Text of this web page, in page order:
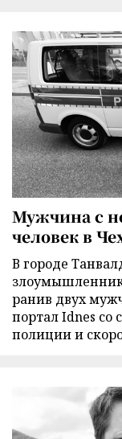
Мужчина с
человек в
В городе
ранив двух
портал Idnes со
полиции и